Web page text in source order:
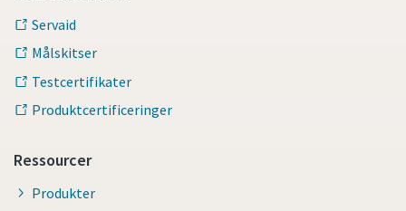
Servaid
Målskitser
Testcertifikater
Produktcertificeringer
Ressourcer
Produkter